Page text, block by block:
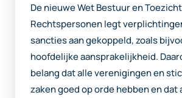
De nieuwe Wet Bestuur en Toezicht
Rechtspersonen legt
sancties aan gekoppeld, zoals
hoofdelijke aansprakelijkheid.
belang dat alle verenigingen en
zaken goed op orde hebben en dat